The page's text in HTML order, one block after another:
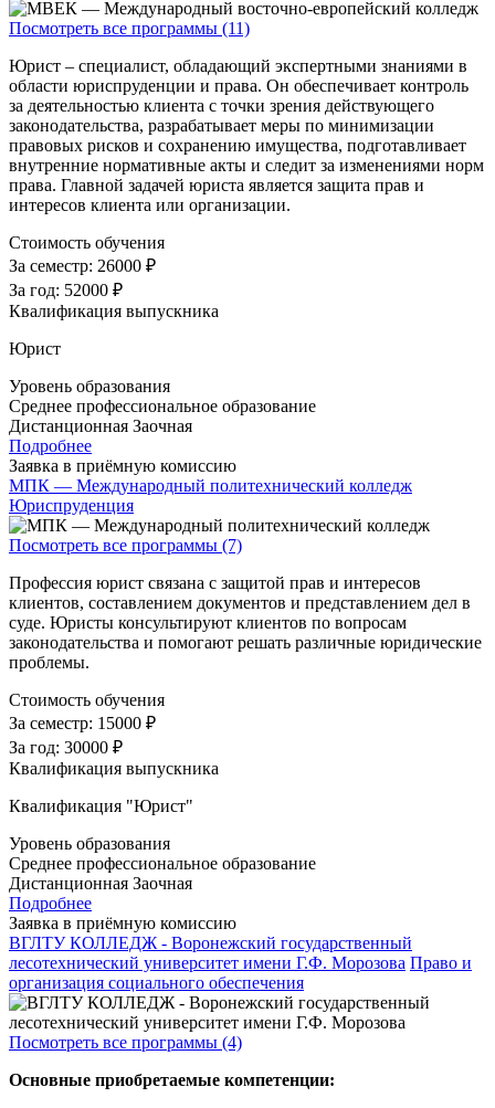
Посмотреть все программы (11)
Юрист – специалист, обладающий экспертными знаниями в
области юриспруденции и права. Он обеспечивает контроль
за деятельностью клиента с точки зрения действующего
законодательства, разрабатывает меры по минимизации
правовых рисков и сохранению имущества, подготавливает
внутренние нормативные акты и следит за изменениями норм
права. Главной задачей юриста является защита прав и
интересов клиента или организации.
Стоимость обучения
За семестр: 26000 ₽
За год: 52000 ₽
Квалификация выпускника
Юрист
Уровень образования
Среднее профессиональное образование
Дистанционная Заочная
Подробнее
Заявка в приёмную комиссию
МПК — Международный политехнический колледж
Юриспруденция
Посмотреть все программы (7)
Профессия юрист связана с защитой прав и интересов
клиентов, составлением документов и представлением дел в
суде. Юристы консультируют клиентов по вопросам
законодательства и помогают решать различные юридические
проблемы.
Стоимость обучения
За семестр: 15000 ₽
За год: 30000 ₽
Квалификация выпускника
Квалификация "Юрист"
Уровень образования
Среднее профессиональное образование
Дистанционная Заочная
Подробнее
Заявка в приёмную комиссию
ВГЛТУ КОЛЛЕДЖ - Воронежский государственный
лесотехнический университет имени Г.Ф. Морозова Право и
организация социального обеспечения
Посмотреть все программы (4)
Основные приобретаемые компетенции: